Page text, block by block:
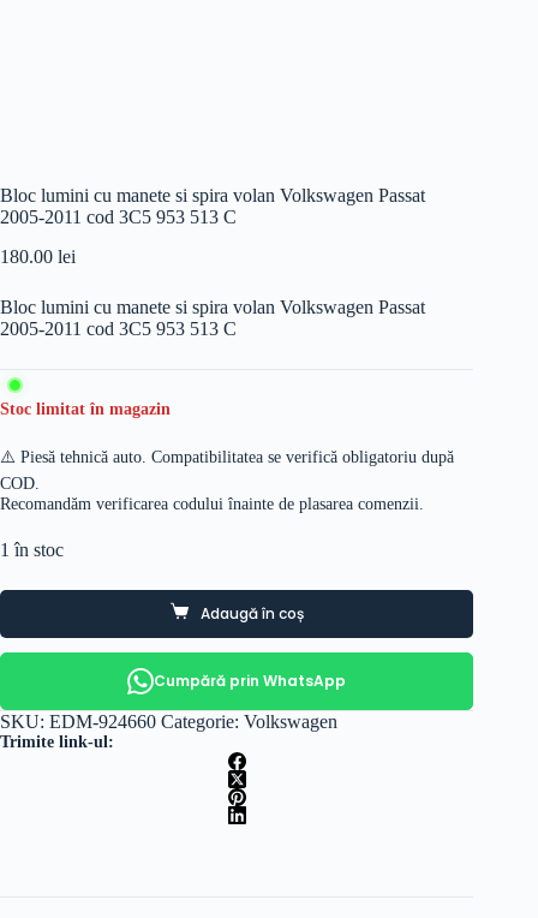
Bloc lumini cu manete si spira volan Volkswagen Passat
2005-2011 cod 3C5 953 513 C
180.00 lei
Bloc lumini cu manete si spira volan Volkswagen Passat
2005-2011 cod 3C5 953 513 C
Stoc limitat în magazin
⚠️ Piesă tehnică auto. Compatibilitatea se verifică obligatoriu după
COD.
Recomandăm verificarea codului înainte de plasarea comenzii.
1 în stoc
Adaugă în coș
Cumpără prin WhatsApp
SKU: EDM-924660 Categorie: Volkswagen
Trimite link-ul: